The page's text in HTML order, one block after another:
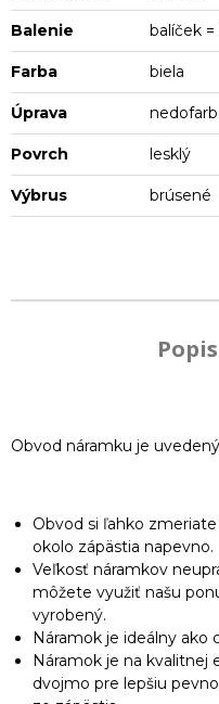
Balenie balíček =
Farba biela
Úprava
Povrch lesklý
Výbrus brúsené
Obvod náramku je
Obvod si ľahko
okolo zápästia napevno.
Veľkosť náramkov
môžete využiť našu
vyrobený.
Náramok je ideálny ako
Náramok je na kvalitnej
dvojmo pre lepšiu